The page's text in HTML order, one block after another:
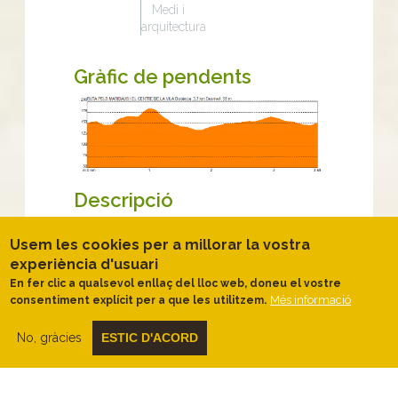
Medi i
arquitectura
Gràfic de pendents
Descripció
La ruta comença al jardí de la Rectoria
Vella, un lloc on es barregen els dos
elements que caracteritzen aquesta
passejada:la natura i l'arquitectura.Així
doncs, de la mateix manera que podem
contemplar l'arquitectura del casalot gòtic
on habitava el rector i els sacerdots de
l'esglèsia de Sant Martí de Pertegàs, també
Usem les cookies per a millorar la vostra
experiència d'usuari
En fer clic a qualsevol enllaç del lloc web, doneu el vostre
consentiment explícit per a que les utilitzem. Més informació
No, gràcies ESTIC D'ACORD